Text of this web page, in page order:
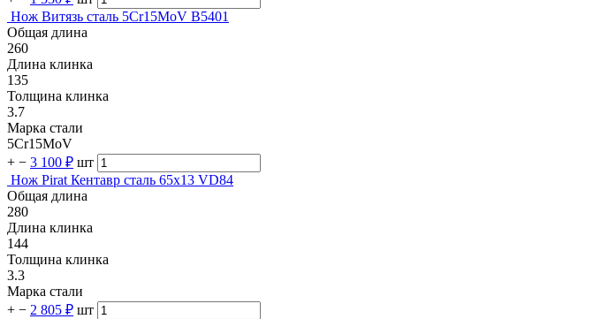
Нож Витязь сталь 5Cr15MoV B5401
Общая длина
260
Длина клинка
135
Толщина клинка
3.7
Марка стали
5Cr15MoV
+ − 3 100 ₽ шт
Нож Pirat Кентавр сталь 65х13 VD84
Общая длина
280
Длина клинка
144
Толщина клинка
3.3
Марка стали
+ − 2 805 ₽ шт